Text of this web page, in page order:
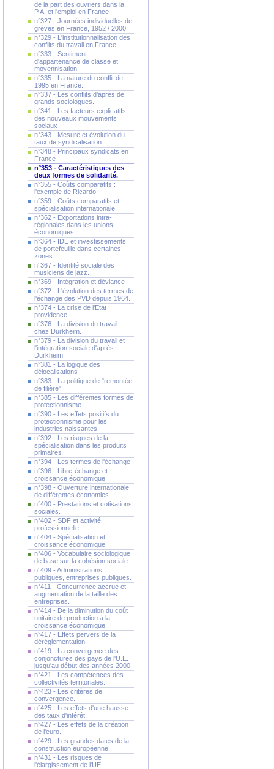
de la part des ouvriers dans la
P.A. et l'emploi en France
n°327 - Journées individuelles de
grèves en France, 1952 / 2000
n°329 - L'institutionnalisation des
conflits du travail en France
n°333 - Sentiment
d'appartenance de classe et
moyennisation.
n°335 - La nature du conflit de
1995 en France.
n°337 - Les conflits d'après de
grands sociologues.
n°341 - Les facteurs explicatifs
des nouveaux mouvements
sociaux
n°343 - Mesure et évolution du
taux de syndicalisation
n°348 - Principaux syndicats en
France
n°353 - Caractéristiques des
deux formes de solidarité.
n°355 - Coûts comparatifs :
l'exemple de Ricardo.
n°359 - Coûts comparatifs et
spécialisation internationale.
n°362 - Exportations intra-
régionales dans les unions
économiques.
n°364 - IDE et investissements
de portefeuille dans certaines
zones.
n°367 - Identité sociale des
musiciens de jazz.
n°369 - Intégration et déviance
n°372 - L'évolution des termes de
l'échange des PVD depuis 1964.
n°374 - La crise de l'Etat
providence.
n°376 - La division du travail
chez Durkheim.
n°379 - La division du travail et
l'intégration sociale d'après
Durkheim.
n°381 - La logique des
délocalisations
n°383 - La politique de "remontée
de filière"
n°385 - Les différentes formes de
protectionnisme.
n°390 - Les effets positifs du
protectionnisme pour les
industries naissantes
n°392 - Les risques de la
spécialisation dans les produits
primaires
n°394 - Les termes de l'échange
n°396 - Libre-échange et
croissance économique
n°398 - Ouverture internationale
de différentes économies.
n°400 - Prestations et cotisations
sociales.
n°402 - SDF et activité
professionnelle
n°404 - Spécialisation et
croissance économique.
n°406 - Vocabulaire sociologique
de base sur la cohésion sociale.
n°409 - Administrations
publiques, entreprises publiques.
n°411 - Concurrence accrue et
augmentation de la taille des
entreprises.
n°414 - De la diminution du coût
unitaire de production à la
croissance économique.
n°417 - Effets pervers de la
déréglementation.
n°419 - La convergence des
conjonctures des pays de l'U.E.
jusqu'au début des années 2000.
n°421 - Les compétences des
collectivités territoriales.
n°423 - Les critères de
convergence.
n°425 - Les effets d'une hausse
des taux d'intérêt.
n°427 - Les effets de la création
de l'euro.
n°429 - Les grandes dates de la
construction européenne.
n°431 - Les risques de
l'élargissement de l'UE.